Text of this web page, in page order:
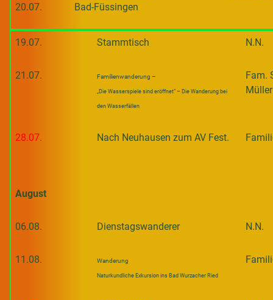
20.07.
Bad-Füssingen
19.07. Stammtisch N.N.
21.07. Familienwanderung –
„Die Wasserspiele sind eröffnet“ – Die Wanderung bei
den Wasserfällen
Fam.
Müller
28.07. Nach Neuhausen zum AV Fest.
August
06.08. Dienstagswanderer N.N.
11.08. Wanderung
Naturkundliche Exkursion ins Bad Wurzacher Ried